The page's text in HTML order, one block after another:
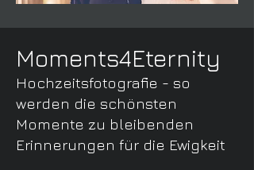
Moments4Eternity
Hochzeitsfotografie - so
werden die schönsten
Momente zu bleibenden
Erinnerungen für die Ewigkeit